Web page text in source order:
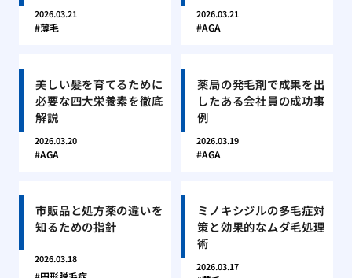
2026.03.21
薄毛
2026.03.21
AGA
美しい髪を育てるために
必要な四大栄養素を徹底
解説
2026.03.20
AGA
薬局の発毛剤で成果を出
したある会社員の成功事
例
2026.03.19
AGA
市販品と処方薬の違いを
知るための指針
2026.03.18
ミノキシジルの多毛症対
策と効果的なムダ毛処理
術
2026.03.17